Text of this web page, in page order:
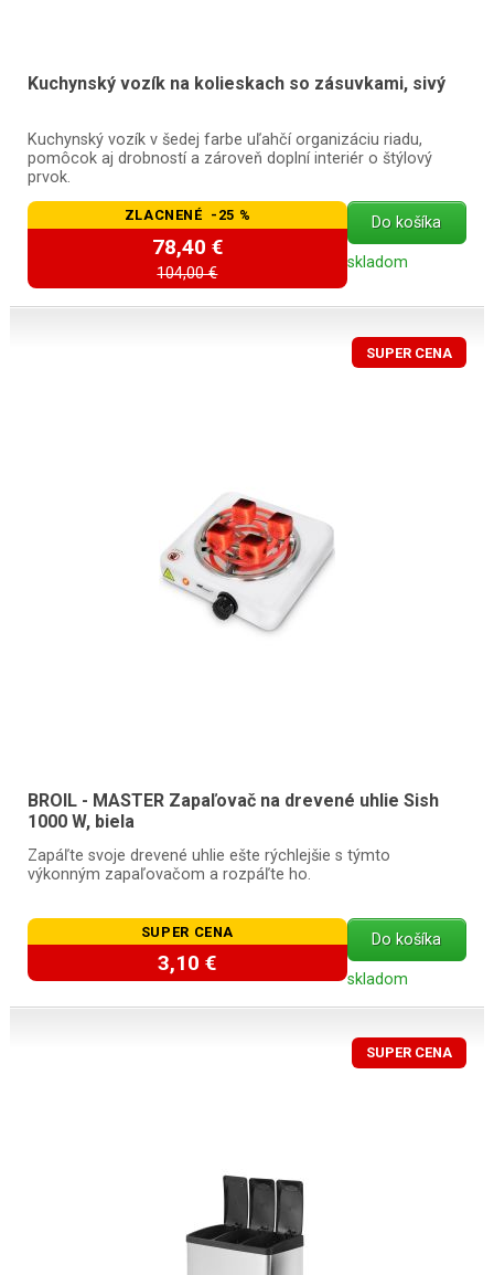
Kuchynský vozík na kolieskach so zásuvkami, sivý
Kuchynský vozík v šedej farbe uľahčí organizáciu riadu,
pomôcok aj drobností a zároveň doplní interiér o štýlový
prvok.
ZLACNENÉ -25 %
78,40 €
104,00 €
Do košíka
skladom
SUPER CENA
BROIL - MASTER Zapaľovač na drevené uhlie Sish
1000 W, biela
Zapáľte svoje drevené uhlie ešte rýchlejšie s týmto
výkonným zapaľovačom a rozpáľte ho.
SUPER CENA
3,10 €
Do košíka
skladom
SUPER CENA